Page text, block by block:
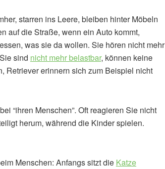
starren ins Leere, bleiben hinter Möbeln
auf die Straße, wenn ein Auto kommt,
was sie da wollen. Sie hören nicht mehr
sind nicht mehr belastbar, können keine
Retriever erinnern sich zum Beispiel nicht
“ihren Menschen”. Oft reagieren Sie nicht
herum, während die Kinder spielen.
Menschen: Anfangs sitzt die Katze